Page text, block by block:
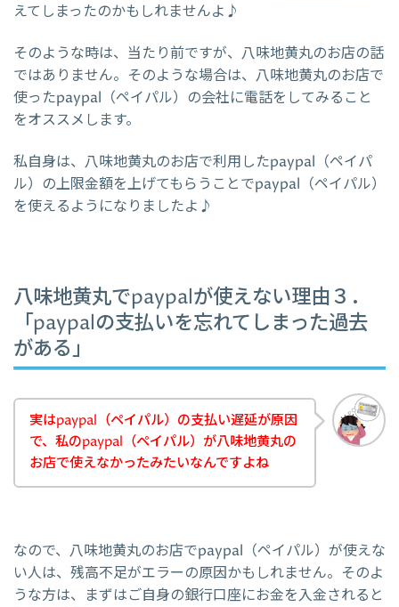
えてしまったのかもしれませんよ♪
そのような時は、当たり前ですが、八味地黄丸のお店の話
ではありません。そのような場合は、八味地黄丸のお店で
使ったpaypal（ペイパル）の会社に電話をしてみること
をオススメします。
私自身は、八味地黄丸のお店で利用したpaypal（ペイパ
ル）の上限金額を上げてもらうことでpaypal（ペイパル）
を使えるようになりましたよ♪
八味地黄丸でpaypalが使えない理由３．
「paypalの支払いを忘れてしまった過去
がある」
実はpaypal（ペイパル）の支払い遅延が原因
で、私のpaypal（ペイパル）が八味地黄丸の
お店で使えなかったみたいなんですよね
なので、八味地黄丸のお店でpaypal（ペイパル）が使えな
い人は、残高不足がエラーの原因かもしれません。そのよ
うな方は、まずはご自身の銀行口座にお金を入金されると